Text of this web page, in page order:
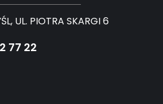
UL. PIOTRA SKARGI 6
77 22